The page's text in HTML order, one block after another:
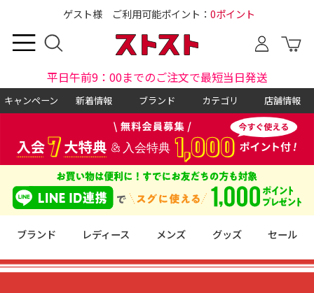
ゲスト様 ご利用可能ポイント： 0ポイント
平日午前9：00までのご注文で最短当日発送
キャンペーン 新着情報 ブランド カテゴリ 店舗情報
ブランド レディース メンズ グッズ セール